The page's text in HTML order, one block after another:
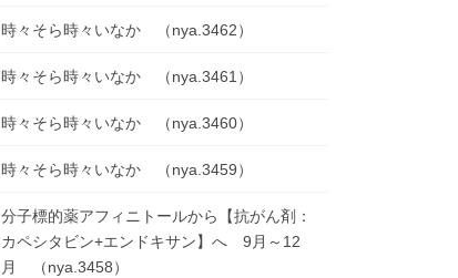
時々そら時々いなか （nya.3462）
時々そら時々いなか （nya.3461）
時々そら時々いなか （nya.3460）
時々そら時々いなか （nya.3459）
分子標的薬アフィニトールから【抗がん剤：
カペシタビン+エンドキサン】へ 9月～12
月 （nya.3458）